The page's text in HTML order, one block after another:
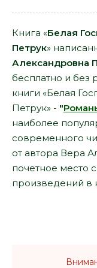
Книга «Белая
Петрук»
Александровна
бесплатно и без
книги «Белая
Петрук» - "
наиболее
современного
от автора Вера
почетное место
произведений в